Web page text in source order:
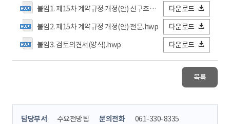
붙임1. 제15차 계약규정 개정(안) 신구조문대비표.hwp
다운로드
붙임2. 제15차 계약규정 개정(안) 전문.hwp
다운로드
붙임3. 검토의견서(양식).hwp
다운로드
목록
콘
담당부서 수요전망팀 문의전화 061-330-8335